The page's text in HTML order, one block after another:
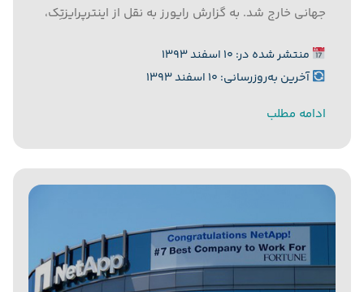
جهانی خارج شد. به گزارش رایورز به نقل از اینترپرایز‌تِک،
خدمات پردازش ابری خود توضیح داد این...
منتشر شده در: ۱۰ اسفند ۱۳۹۳
آخرین به‌روزرسانی: ۱۰ اسفند ۱۳۹۳
ادامه مطلب